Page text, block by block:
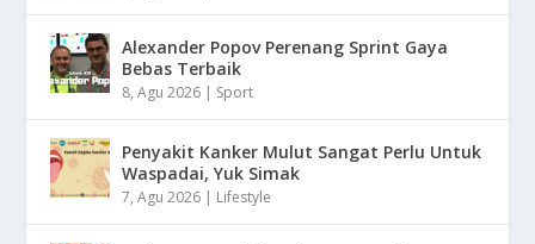
Alexander Popov Perenang Sprint Gaya
Bebas Terbaik
8, Agu 2026 | Sport
Penyakit Kanker Mulut Sangat Perlu Untuk
Waspadai, Yuk Simak
7, Agu 2026 | Lifestyle